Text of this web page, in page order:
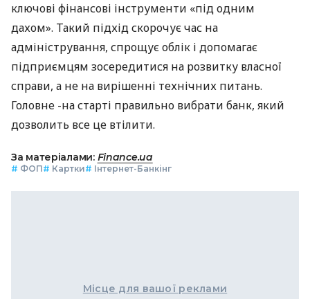
ключові фінансові інструменти «під одним
дахом». Такий підхід скорочує час на
адміністрування, спрощує облік і допомагає
підприємцям зосередитися на розвитку власної
справи, а не на вирішенні технічних питань.
Головне -на старті правильно вибрати банк, який
дозволить все це втілити.
За матеріалами: Finance.ua
# ФОП# Картки# Інтернет-Банкінг
Місце для вашої реклами